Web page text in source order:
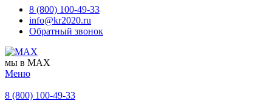
8 (800) 100-49-33
info@kr2020.ru
Обратный звонок
мы в MAX
Меню
8 (800) 100-49-33